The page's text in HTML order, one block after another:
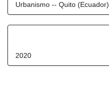
Urbanismo -- Quito (Ecuador)
2020